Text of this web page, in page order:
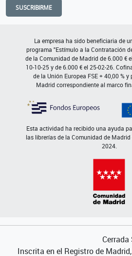
SUSCRIBIRME
La empresa ha sido beneficiaria de
programa "Estímulo a la Contratación
de la Comunidad de Madrid de 6.000 €
10-10-25 y de 6.000 € el 25-02-26.
de la Unión Europea FSE + 40,00 %
Madrid correspondiente al marco
Esta actividad ha recibido una ayuda
las librerías de la Comunidad de
2024.
Cerrada
Inscrita en el Registro de